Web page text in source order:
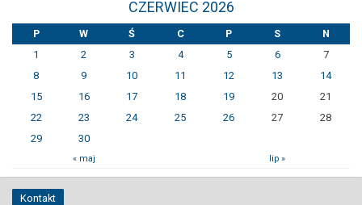
CZERWIEC 2026
P W Ś C P S
N
1
2 3 4 5 6
7
8
9 10 11 12 13
14
15
16 17 18 19 20
21
22
23 24 25 26 27
28
29
30
« maj lip »
Kontakt